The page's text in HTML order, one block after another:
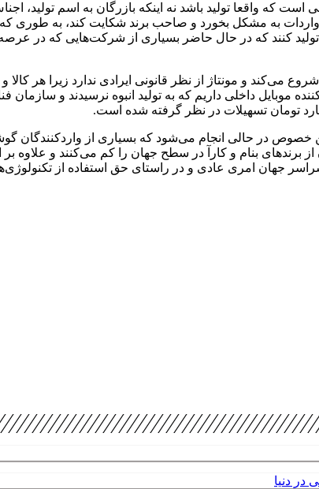
که واقعا تولید باشد نه اینکه بازرگان به اسم تولید،
واردات به مشکل بخورد و صاحب برند شکایت کند، به طوری
کنند که در حال حاضر بسیاری از شرکت‌هایی که در
می‌کند و مونتاژ از نظر قانونی ایرادی ندارد زیرا هر کالا
پرداخت که در حال حاضر حدود ۱۲ شرکت تولیدکننده موبایل داخلی داریم که به
در حالی انجام می‌شود که بسیاری از واردکنندگان گوشی
برندهای بنام و کارآ در سطح جهان را کم می‌کنند و
جهان امری عادی و در راستای حق استفاده از
در دنیا